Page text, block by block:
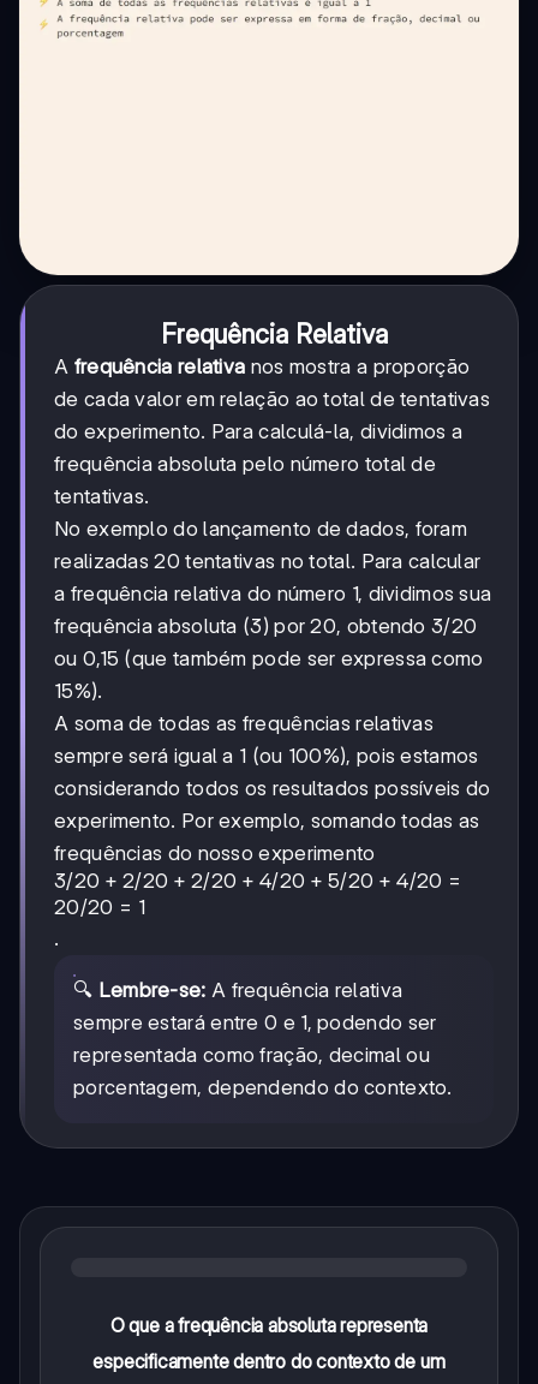
Frequência Relativa
A frequência relativa nos mostra a proporção
de cada valor em relação ao total de tentativas
do experimento. Para calculá-la, dividimos a
frequência absoluta pelo número total de
tentativas.
No exemplo do lançamento de dados, foram
realizadas 20 tentativas no total. Para calcular
a frequência relativa do número 1, dividimos sua
frequência absoluta (3) por 20, obtendo 3/20
ou 0,15 (que também pode ser expressa como
15%).
A soma de todas as frequências relativas
sempre será igual a 1 (ou 100%), pois estamos
considerando todos os resultados possíveis do
experimento. Por exemplo, somando todas as
frequências do nosso experimento
3/20
+
+
2/20
4/20
5/20
=
3/20 + 2/20 + 2/20 + 4/20 + 5/20 + 4/20 =
20/20 = 1
.
🔍 Lembre-se: A frequência relativa
sempre estará entre 0 e 1, podendo ser
representada como fração, decimal ou
porcentagem, dependendo do contexto.
O que a frequência absoluta representa
especificamente dentro do contexto de um